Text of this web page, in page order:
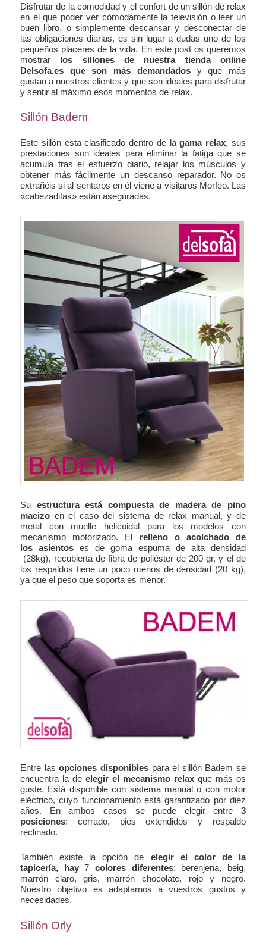
Disfrutar de la comodidad y el confort de un sillón de relax
en el que poder ver cómodamente la televisión o leer un
buen libro, o simplemente descansar y desconectar de
las obligaciones diarias, es sin lugar a dudas uno de los
pequeños placeres de la vida. En este post os queremos
mostrar los sillones de nuestra tienda online
Delsofa.es que son más demandadosy que más
gustan a nuestros clientes y que son ideales para disfrutar
y sentir al máximo esos momentos de relax.
Sillón Badem
Este sillón esta clasificado dentro de lagama relax, sus
prestaciones son ideales para eliminar la fatiga que se
acumula tras el esfuerzo diario, relajar los músculos y
obtener más fácilmente un descanso reparador. No os
extrañéis si al sentaros en él viene a visitaros Morfeo. Las
«cabezaditas» están aseguradas.
Su estructura está compuesta de madera de pino
macizo en el caso del sistema de relax manual, y de
metal con muelle helicoidal para los modelos con
mecanismo motorizado. El relleno o acolchado de
los asientos es de goma espuma de alta densidad
(28kg), recubierta de fibra de poliéster de 200 gr, y el de
los respaldos tiene un poco menos de densidad (20 kg),
ya que el peso que soporta es menor.
Entre lasopciones disponiblespara el sillón Badem se
encuentra la deelegir el mecanismo relaxque más os
guste. Está disponible con sistema manual o con motor
eléctrico, cuyo funcionamiento está garantizado por diez
años. En ambos casos se puede elegir entre 3
posiciones: cerrado, pies extendidos y respaldo
reclinado.
También existe la opción de elegir el color de la
tapicería, hay7 colores diferentes: berenjena, beig,
marrón claro, gris, marrón chocolate, rojo y negro.
Nuestro objetivo es adaptarnos a vuestros gustos y
necesidades.
Sillón Orly